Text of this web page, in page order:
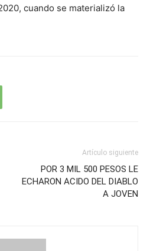
cuando se materializó la
Artículo siguiente
POR 3 MIL 500 PESOS LE
ECHARON ACIDO DEL DIABLO
A JOVEN